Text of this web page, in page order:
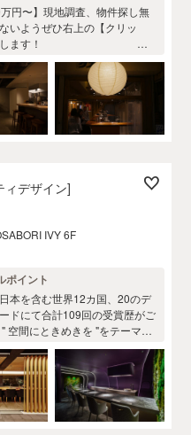
全フォロー。 メンテナンスも
ます。 →詳しくは akinau care
えています。共に悩みと向き合
4.個性をつくる 世の
のお店が存在 しています。し
います。 NewStartedでは潜在
りたいことを引き出し、同業
ない個性を作り出すことがで
ショールームを設置。お店で
幅に短縮。本当に必要な時間
ロー お店には数多くの人が訪
のように限られた人数で使う
ません。傷ついたり、破れた
証期間延長サービスは、 よく
全フォロー。 メンテナンスも
ます。 →詳しくは akinau care
万円〜】現地調査、物件探し無
いようぜひ右上の【クリッ
願いします！
つに大きく分けることができま
の店舗デザインは、オープン
のみを担うことが一般的でし
ンした後も、『 ともに商うパ
ると考えています。 弊社で
アリングにより、あなたの強
生かしたお店づくりを一緒に
社のお店作りは続きます。 他
イン会社にもないアフターサ
できるのは、そうきっとココ
ィデザイン]
IVY 6F
ポイント
本を含む世界12カ国、20のデ
ドにて合計109回の受賞歴がご
店などの各種店舗やホテル、
ーム、オフィス、住宅リノベ
のインテリアデザインや建築
あらゆる用途の空間をデザイ
ております。 加えて物件探し
ております。 デザインに